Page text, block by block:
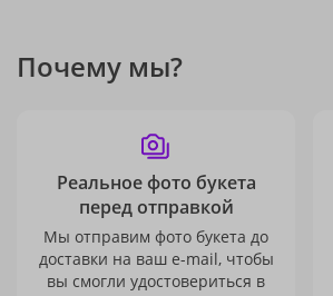
Почему мы?
Реальное фото букета
перед отправкой
Мы отправим фото букета до
доставки на ваш e-mail, чтобы
вы смогли удостовериться в